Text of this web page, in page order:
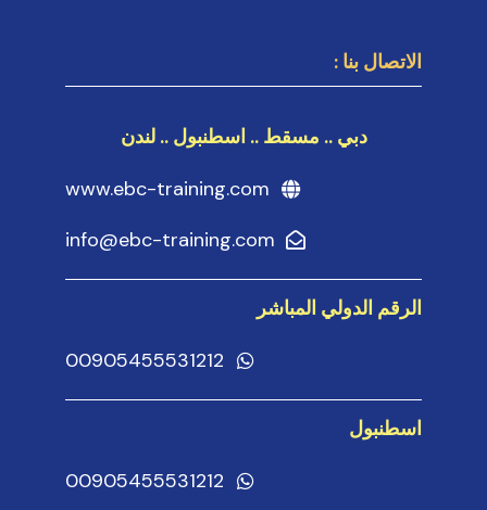
الاتصال بنا :
دبي .. مسقط .. اسطنبول .. لندن
www.ebc-training.com
info@ebc-training.com
الرقم الدولي المباشر
00905455531212
اسطنبول
00905455531212